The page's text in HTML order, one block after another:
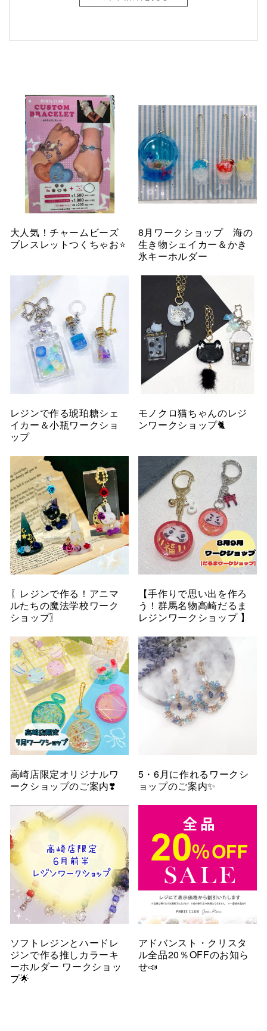
大人気！チャームビーズ
ブレスレットつくちゃお⭐
8月ワークショップ 海の
生き物シェイカー＆かき
氷キーホルダー
レジンで作る琥珀糖シェ
イカー＆小瓶ワークショ
ップ
モノクロ猫ちゃんのレジ
ンワークショップ🐈
〖レジンで作る！アニマ
ルたちの魔法学校ワーク
ショップ〗
【手作りで思い出を作ろ
う！群馬名物高崎だるま
レジンワークショップ 】
高崎店限定オリジナルワ
ークショップのご案内❣️
5・6月に作れるワークシ
ョップのご案内✨
ソフトレジンとハードレ
ジンで作る推しカラーキ
ーホルダー ワークショッ
プ🌟
アドバンスト・クリスタ
ル全品20％OFFのお知ら
せ📣